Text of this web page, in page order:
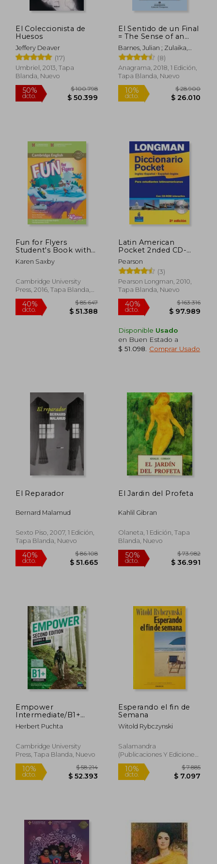
4%
dcto.
10%
dcto. $
El Coleccionista de
Huesos
Jeffery Deaver
(17)
Umbriel, 2013, Tapa
Blanda, Nuevo
50%
dcto.
$ 100.798
$ 50.399
El Sentido de un Final
= The Sense of an
Ending
Barnes, Julian ; Zulaika,
Jaime
(8)
Anagrama, 2018, 1 Edición,
Tapa Blanda, Nuevo
10%
dcto. $
Fun for Flyers
Student's Book with
Online Activities with
Audio and Home Fun
Karen Saxby
Cambridge University
Press, 2016, Tapa Blanda,
Nuevo
40%
dcto.
$ 85.647
$ 51.388
Latin American
Pocket 2nded CD-
ROM Pack [With
CDROM] (en Inglés)
Pearson
(3)
Pearson Longman, 2010,
Tapa Blanda, Nuevo
40%
dcto.
Disponible Usado
en Buen Estado a
$ 51.098
Comprar Usado
El Reparador
Bernard Malamud
Sexto Piso, 2007, 1 Edición,
Tapa Blanda, Nuevo
$ 51.665
El Jardin del Profeta
Kahlil Gibran
Olaneta, 1 Edición, Tapa
Blanda, Nuevo
Empower
Intermediate/B1+
Combo a with Digital
Pack (en Inglés)
Herbert Puchta
Cambridge University
Press, Tapa Blanda, Nuevo
Esperando el fin de
Semana
Witold Rybczynski
Salamandra
(Publicaciones Y Ediciones
Salamandra, S.A.), 1992,
Tapa Blanda, Nuevo